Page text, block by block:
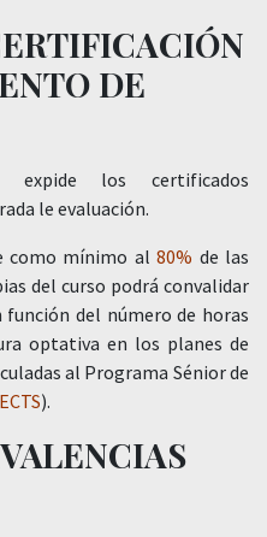
DE
los certificados
le evaluación.
como mínimo al80% de las
del curso podrá convalidar
función del número de horas
optativa en los planes de
al Programa Sénior de
).